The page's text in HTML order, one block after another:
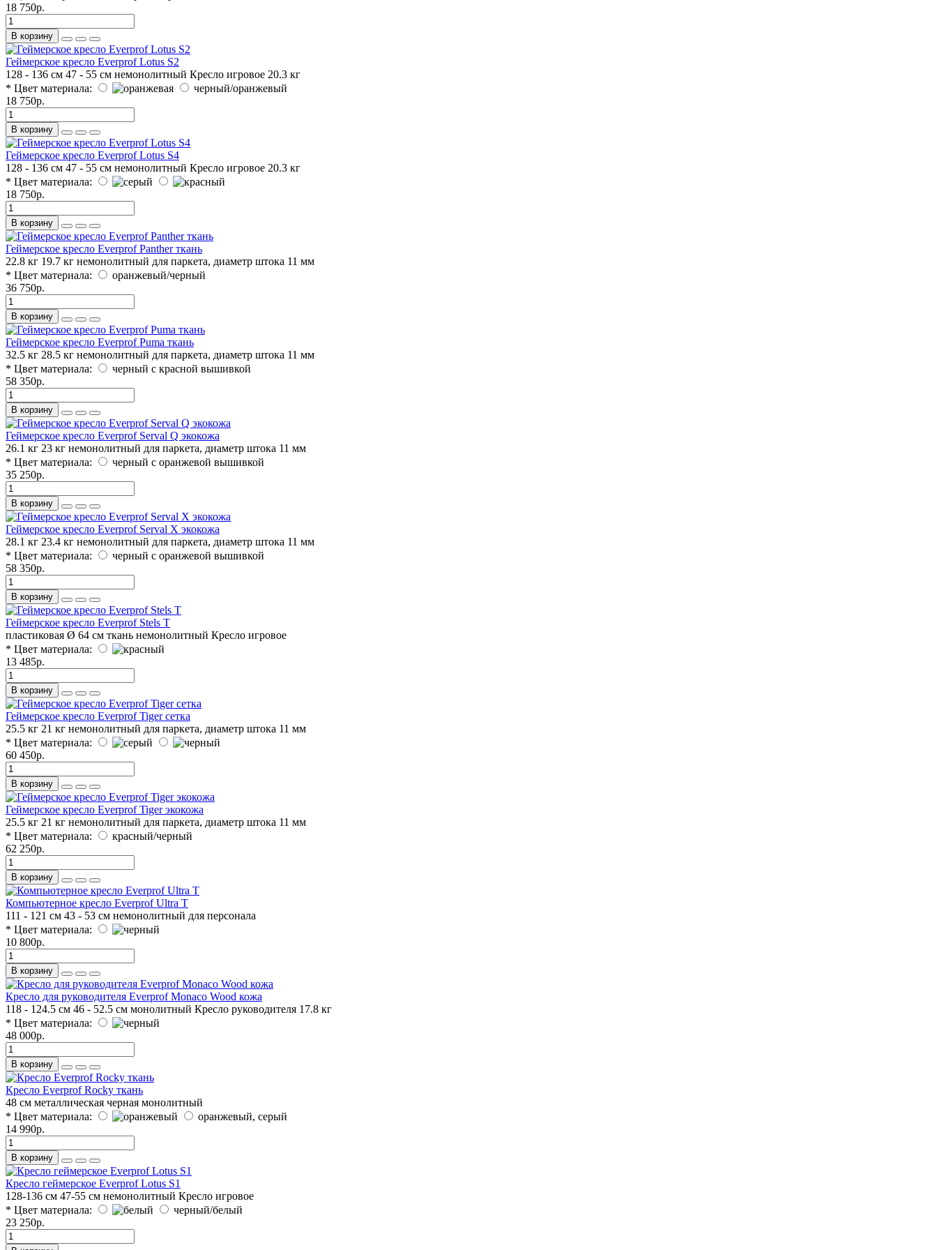
18 750р.
В корзину
Геймерское кресло Everprof Lotus S2
128 - 136 см 47 - 55 см немонолитный Кресло игровое 20.3 кг
* Цвет материала:
черный/оранжевый
18 750р.
В корзину
Геймерское кресло Everprof Lotus S4
128 - 136 см 47 - 55 см немонолитный Кресло игровое 20.3 кг
* Цвет материала:
18 750р.
В корзину
Геймерское кресло Everprof Panther ткань
22.8 кг 19.7 кг немонолитный для паркета, диаметр штока 11 мм
* Цвет материала:
оранжевый/черный
36 750р.
В корзину
Геймерское кресло Everprof Puma ткань
32.5 кг 28.5 кг немонолитный для паркета, диаметр штока 11 мм
* Цвет материала:
черный с красной вышивкой
58 350р.
В корзину
Геймерское кресло Everprof Serval Q экокожа
26.1 кг 23 кг немонолитный для паркета, диаметр штока 11 мм
* Цвет материала:
черный с оранжевой вышивкой
35 250р.
В корзину
Геймерское кресло Everprof Serval X экокожа
28.1 кг 23.4 кг немонолитный для паркета, диаметр штока 11 мм
* Цвет материала:
черный с оранжевой вышивкой
58 350р.
В корзину
Геймерское кресло Everprof Stels T
пластиковая Ø 64 см ткань немонолитный Кресло игровое
* Цвет материала:
13 485р.
В корзину
Геймерское кресло Everprof Tiger сетка
25.5 кг 21 кг немонолитный для паркета, диаметр штока 11 мм
* Цвет материала:
60 450р.
В корзину
Геймерское кресло Everprof Tiger экокожа
25.5 кг 21 кг немонолитный для паркета, диаметр штока 11 мм
* Цвет материала:
красный/черный
62 250р.
В корзину
Компьютерное кресло Everprof Ultra T
111 - 121 см 43 - 53 см немонолитный для персонала
* Цвет материала:
10 800р.
В корзину
Кресло для руководителя Everprof Monaco Wood кожа
118 - 124.5 см 46 - 52.5 см монолитный Кресло руководителя 17.8 кг
* Цвет материала:
48 000р.
В корзину
Кресло Everprof Rocky ткань
48 см металлическая черная монолитный
* Цвет материала:
оранжевый, серый
14 990р.
В корзину
Кресло геймерское Everprof Lotus S1
128-136 см 47-55 см немонолитный Кресло игровое
* Цвет материала:
черный/белый
23 250р.